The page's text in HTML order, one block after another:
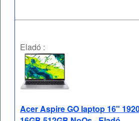
Eladó :
Acer Aspire GO laptop 16"